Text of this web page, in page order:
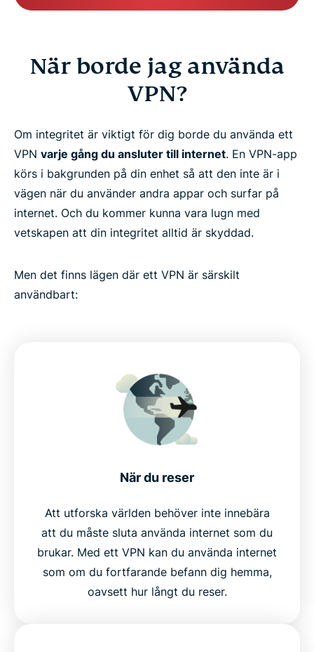
När borde jag använda
VPN?
Om integritet är viktigt för dig borde du använda ett
VPN varje gång du ansluter till internet. En VPN-app
körs i bakgrunden på din enhet så att den inte är i
vägen när du använder andra appar och surfar på
internet. Och du kommer kunna vara lugn med
vetskapen att din integritet alltid är skyddad.
Men det finns lägen där ett VPN är särskilt
användbart:
När du reser
Att utforska världen behöver inte innebära
att du måste sluta använda internet som du
brukar. Med ett VPN kan du använda internet
som om du fortfarande befann dig hemma,
oavsett hur långt du reser.